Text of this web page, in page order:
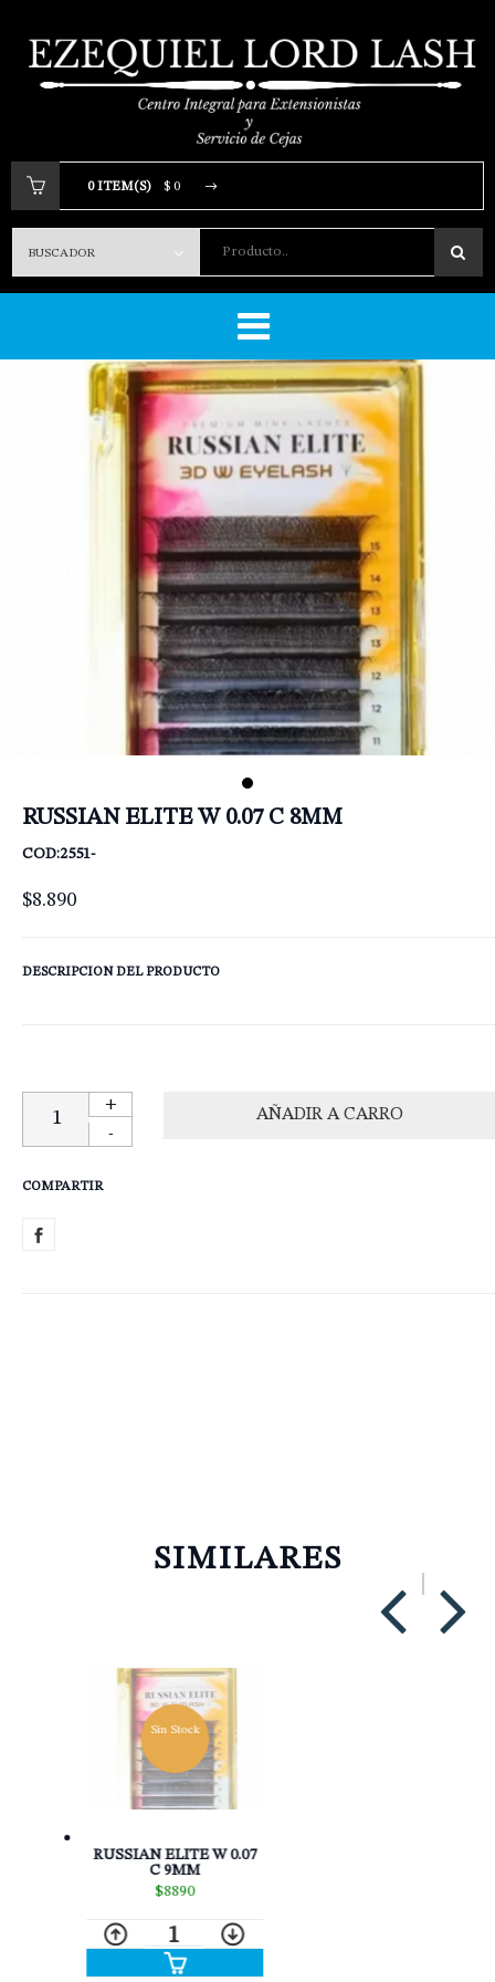
Producto..
0 ITEM(S) $ 0
Tu carrito está vacio.
RUSSIAN ELITE W 0.07 C 8MM
COD:2551-
$8.890
DESCRIPCION DEL PRODUCTO
+
-
COMPARTIR
SIMILARES
RUSSIAN ELITE W 0.07